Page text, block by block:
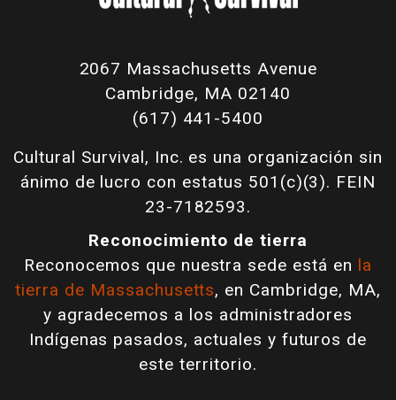
2067 Massachusetts Avenue
Cambridge, MA 02140
(617) 441-5400
Cultural Survival, Inc. es una organización sin
ánimo de lucro con estatus 501(c)(3). FEIN
23-7182593.
Reconocimiento de tierra
Reconocemos que nuestra sede está en la
tierra de Massachusetts, en Cambridge, MA,
y agradecemos a los administradores
Indígenas pasados, actuales y futuros de
este territorio.